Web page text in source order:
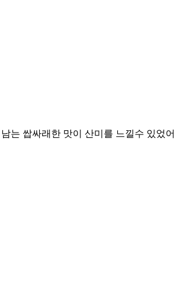
는 쌉싸래한 맛이 산미를 느낄수 있었어